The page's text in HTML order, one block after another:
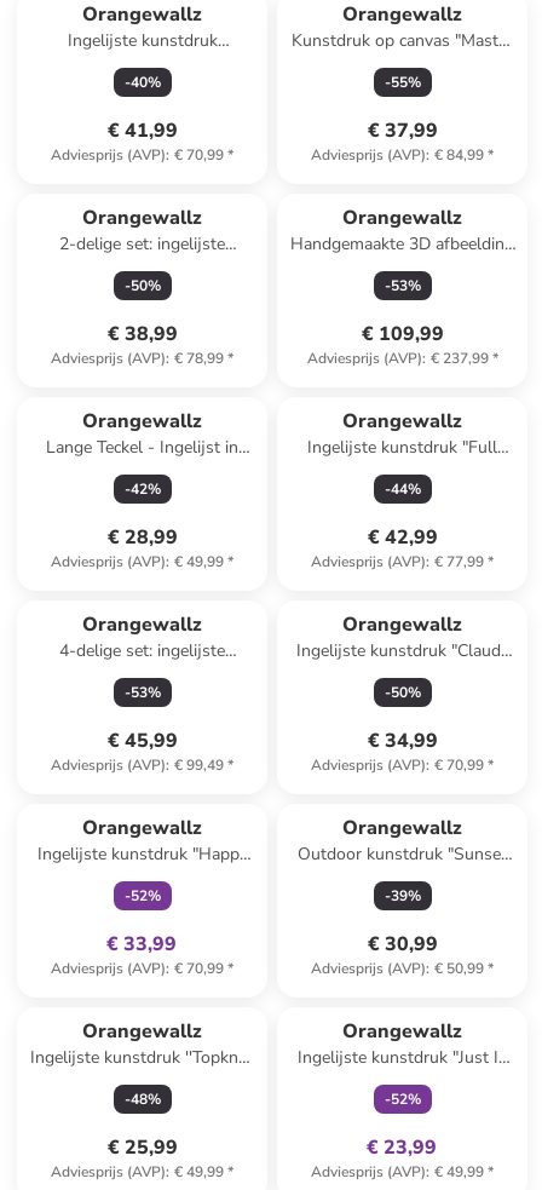
Orangewallz
Ingelijste kunstdruk
"Colourful Modern Abstract" -
(B)50 x (H)70 cm
-40%
€ 41,99
Adviesprijs (AVP): € 70,99*
Orangewallz
Kunstdruk op canvas "Master
Coloured Squares" - (B)50 x
(H)70 cm
-55%
€ 37,99
Adviesprijs (AVP): € 84,99*
Orangewallz
2-delige set: ingelijste
kunstdrukken
-50%
€ 38,99
Adviesprijs (AVP): € 78,99*
Orangewallz
Handgemaakte 3D afbeelding
"Layers" - (B)50 x (H)70 cm
-53%
€ 109,99
Adviesprijs (AVP): € 237,99*
Orangewallz
Lange Teckel - Ingelijst in
hout 40x50
-42%
€ 28,99
Adviesprijs (AVP): € 49,99*
Orangewallz
Ingelijste kunstdruk "Full
Colour Painted"
-44%
€ 42,99
Adviesprijs (AVP): € 77,99*
Orangewallz
4-delige set: ingelijste
kunstdrukken "The Art of
Cats"
-53%
€ 45,99
Adviesprijs (AVP): € 99,49*
Orangewallz
Ingelijste kunstdruk "Claude
Monet - parc Monceau"
-50%
€ 34,99
Adviesprijs (AVP): € 70,99*
Orangewallz
Ingelijste kunstdruk "Happy
Things"
-52%
€ 33,99
Adviesprijs (AVP): € 70,99*
Orangewallz
Outdoor kunstdruk "Sunset
Lavender Field"
-39%
€ 30,99
Adviesprijs (AVP): € 50,99*
Orangewallz
Ingelijste kunstdruk ''Topknot
Lady''
-48%
€ 25,99
Adviesprijs (AVP): € 49,99*
Orangewallz
Ingelijste kunstdruk "Just In
Case" - (B)40 x (H)50 cm
-52%
€ 23,99
Adviesprijs (AVP): € 49,99*